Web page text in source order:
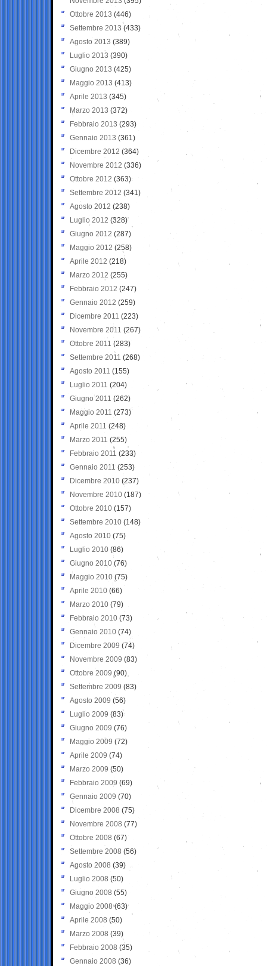
Ottobre 2013 (446)
Settembre 2013 (433)
Agosto 2013 (389)
Luglio 2013 (390)
Giugno 2013 (425)
Maggio 2013 (413)
Aprile 2013 (345)
Marzo 2013 (372)
Febbraio 2013 (293)
Gennaio 2013 (361)
Dicembre 2012 (364)
Novembre 2012 (336)
Ottobre 2012 (363)
Settembre 2012 (341)
Agosto 2012 (238)
Luglio 2012 (328)
Giugno 2012 (287)
Maggio 2012 (258)
Aprile 2012 (218)
Marzo 2012 (255)
Febbraio 2012 (247)
Gennaio 2012 (259)
Dicembre 2011 (223)
Novembre 2011 (267)
Ottobre 2011 (283)
Settembre 2011 (268)
Agosto 2011 (155)
Luglio 2011 (204)
Giugno 2011 (262)
Maggio 2011 (273)
Aprile 2011 (248)
Marzo 2011 (255)
Febbraio 2011 (233)
Gennaio 2011 (253)
Dicembre 2010 (237)
Novembre 2010 (187)
Ottobre 2010 (157)
Settembre 2010 (148)
Agosto 2010 (75)
Luglio 2010 (86)
Giugno 2010 (76)
Maggio 2010 (75)
Aprile 2010 (66)
Marzo 2010 (79)
Febbraio 2010 (73)
Gennaio 2010 (74)
Dicembre 2009 (74)
Novembre 2009 (83)
Ottobre 2009 (90)
Settembre 2009 (83)
Agosto 2009 (56)
Luglio 2009 (83)
Giugno 2009 (76)
Maggio 2009 (72)
Aprile 2009 (74)
Marzo 2009 (50)
Febbraio 2009 (69)
Gennaio 2009 (70)
Dicembre 2008 (75)
Novembre 2008 (77)
Ottobre 2008 (67)
Settembre 2008 (56)
Agosto 2008 (39)
Luglio 2008 (50)
Giugno 2008 (55)
Maggio 2008(63)
Aprile 2008 (50)
Marzo 2008 (39)
Febbraio 2008 (35)
Gennaio 2008 (36)